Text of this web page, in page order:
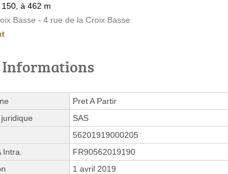
150, à 462 m
Basse - 4 rue de la Croix Basse
Informations
Pret A Partir
SAS
56201919000205
Intra.
FR90562019190
1 avril 2019